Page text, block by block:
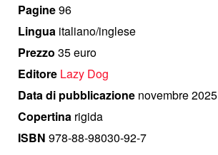
Pagine96
Lingua italiano/inglese
Prezzo 35 euro
Editore Lazy Dog
Data di pubblicazione novembre 2025
Copertina rigida
ISBN 978-88-98030-92-7